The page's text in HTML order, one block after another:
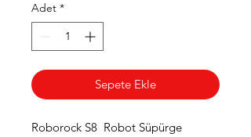
Adet *
Sepete Ekle
Roborock S8 Robot Süpürge